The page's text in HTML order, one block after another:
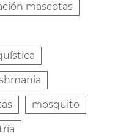
mascotas
mosquito